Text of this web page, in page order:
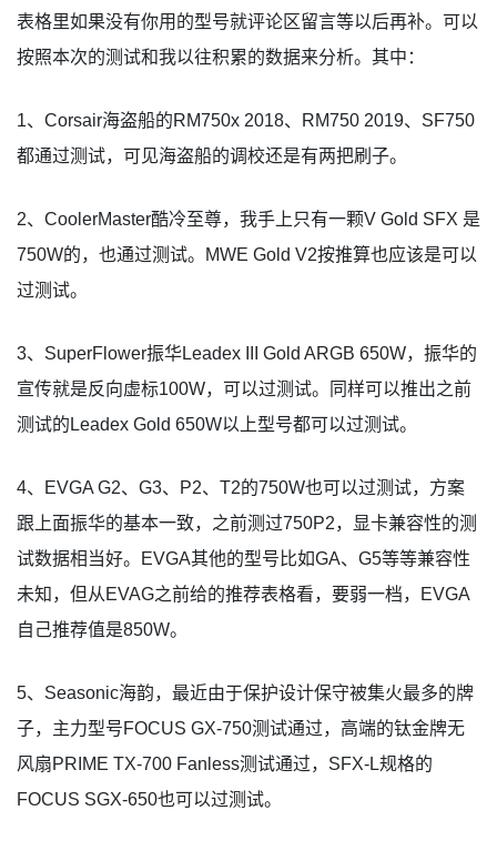
表格里如果没有你用的型号就评论区留言等以后再补。可以
按照本次的测试和我以往积累的数据来分析。其中：
1、Corsair海盗船的RM750x 2018、RM750 2019、SF750
都通过测试，可见海盗船的调校还是有两把刷子。
2、CoolerMaster酷冷至尊，我手上只有一颗V Gold SFX 是
750W的，也通过测试。MWE Gold V2按推算也应该是可以
过测试。
3、SuperFlower振华Leadex III Gold ARGB 650W，振华的
宣传就是反向虚标100W，可以过测试。同样可以推出之前
测试的Leadex Gold 650W以上型号都可以过测试。
4、EVGA G2、G3、P2、T2的750W也可以过测试，方案
跟上面振华的基本一致，之前测过750P2，显卡兼容性的测
试数据相当好。EVGA其他的型号比如GA、G5等等兼容性
未知，但从EVAG之前给的推荐表格看，要弱一档，EVGA
自己推荐值是850W。
5、Seasonic海韵，最近由于保护设计保守被集火最多的牌
子，主力型号FOCUS GX-750测试通过，高端的钛金牌无
风扇PRIME TX-700 Fanless测试通过，SFX-L规格的
FOCUS SGX-650也可以过测试。